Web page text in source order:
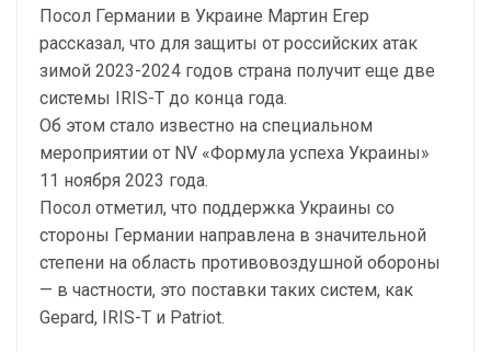
Посол Германии в Украине Мартин Егер
рассказал, что для защиты от российских атак
зимой 2023-2024 годов страна получит еще две
системы IRIS-Т до конца года.
Об этом стало известно на специальном
мероприятии от NV «Формула успеха Украины»
11 ноября 2023 года.
Посол отметил, что поддержка Украины со
стороны Германии направлена ​​в значительной
степени на область противовоздушной обороны
— в частности, это поставки таких систем, как
Gepard, IRIS-Т и Patriot.